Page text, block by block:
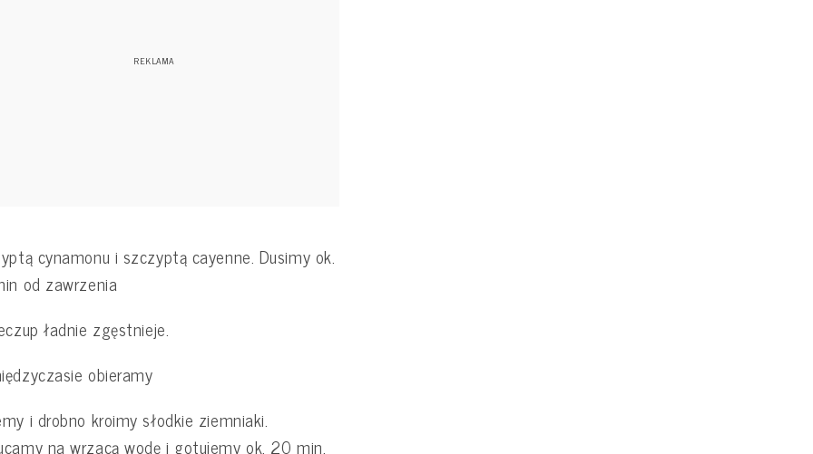
cynamonu i szczyptą cayenne. Dusimy ok.
od zawrzenia
ładnie zgęstnieje.
obieramy
i drobno kroimy słodkie ziemniaki.
na wrzacą wodę i gotujemy ok. 20 min.